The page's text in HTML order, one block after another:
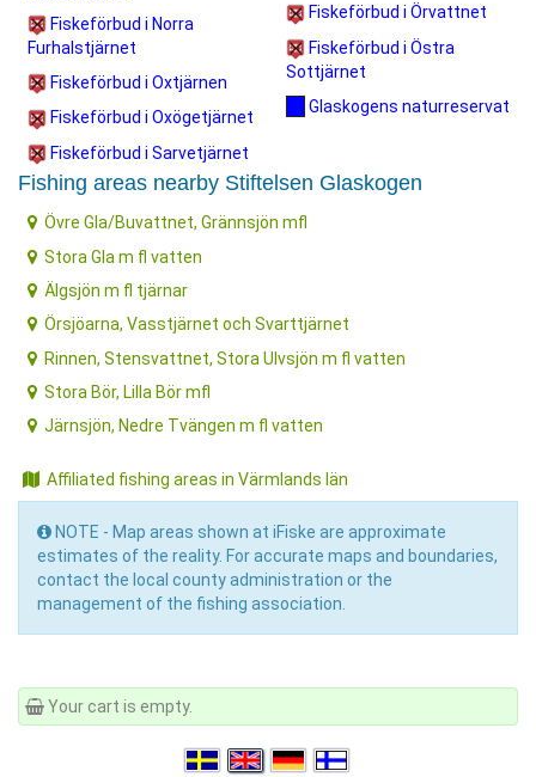
Fiskeförbud i Norra
Furhalstjärnet
Fiskeförbud i Oxtjärnen
Fiskeförbud i Oxögetjärnet
Fiskeförbud i Sarvetjärnet
Fiskeförbud i Örvattnet
Fiskeförbud i Östra
Sottjärnet
Glaskogens naturreservat
Fishing areas nearby Stiftelsen Glaskogen
Övre Gla/Buvattnet, Grännsjön mfl
Stora Gla m fl vatten
Älgsjön m fl tjärnar
Örsjöarna, Vasstjärnet och Svarttjärnet
Rinnen, Stensvattnet, Stora Ulvsjön m fl vatten
Stora Bör, Lilla Bör mfl
Järnsjön, Nedre Tvängen m fl vatten
Affiliated fishing areas in Värmlands län
NOTE - Map areas shown at iFiske are approximate
estimates of the reality. For accurate maps and boundaries,
contact the local county administration or the
management of the fishing association.
Your cart is empty.